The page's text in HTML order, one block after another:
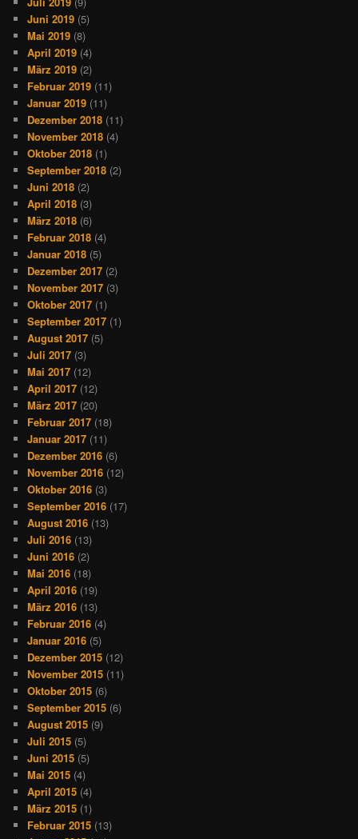
Juni 2019 (5)
Mai 2019 (8)
April 2019 (4)
März 2019 (2)
Februar 2019 (11)
Januar 2019 (11)
Dezember 2018 (11)
November 2018 (4)
Oktober 2018 (1)
September 2018 (2)
Juni 2018 (2)
April 2018 (3)
März 2018 (6)
Februar 2018 (4)
Januar 2018 (5)
Dezember 2017 (2)
November 2017 (3)
Oktober 2017 (1)
September 2017 (1)
August 2017 (5)
Juli 2017 (3)
Mai 2017 (12)
April 2017 (12)
März 2017 (20)
Februar 2017 (18)
Januar 2017 (11)
Dezember 2016 (6)
November 2016 (12)
Oktober 2016 (3)
September 2016 (17)
August 2016 (13)
Juli 2016 (13)
Juni 2016 (2)
Mai 2016 (18)
April 2016 (19)
März 2016 (13)
Februar 2016 (4)
Januar 2016 (5)
Dezember 2015 (12)
November 2015 (11)
Oktober 2015 (6)
September 2015 (6)
August 2015 (9)
Juli 2015 (5)
Juni 2015 (5)
Mai 2015 (4)
April 2015 (4)
März 2015 (1)
Februar 2015 (13)